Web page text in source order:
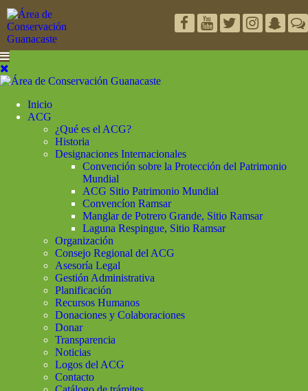
Inicio
ACG
¿Qué es el ACG?
Historia
Designaciones Internacionales
Convención sobre la Protección del Patrimonio
Mundial
ACG Sitio Patrimonio Mundial
Convencíon Ramsar
Manglar de Potrero Grande, Sitio Ramsar
Laguna Respingue, Sitio Ramsar
Organización
Consejo Regional del ACG
Asesoría Legal
Gestión Administrativa
Planificación
Recursos Humanos
Donaciones y Colaboraciones
Donar
Transparencia
Noticias
Logos del ACG
Contacto